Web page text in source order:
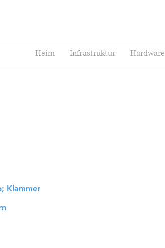
Heim Infrastruktur Hardware
Klammer